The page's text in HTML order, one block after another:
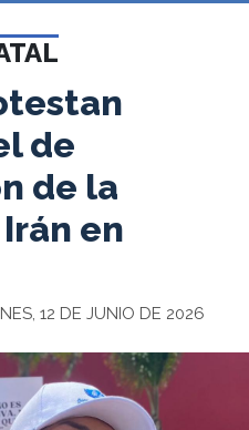
de
de la
en
12 DE JUNIO DE 2026